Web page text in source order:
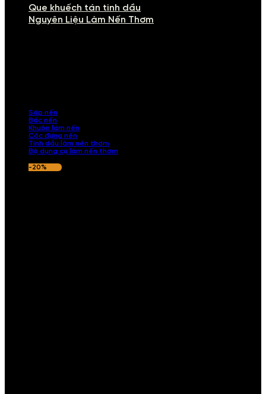
Que khuếch tán tinh dầu
Nguyên Liệu Làm Nến Thơm
Sáp nến
Bấc nến
Khuôn làm nến
Cốc đựng nến
Tinh dầu làm nến thơm
Bộ dụng cụ làm nến thơm
-20%